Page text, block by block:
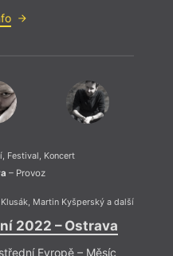
Festival, Koncert
– Provoz
, Martin Kyšperský a další
2022 – Ostrava
Evropě – Měsíc